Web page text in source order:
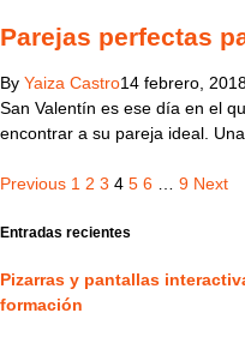
Parejas perfectas
By Yaiza Castro14 febrero,
San Valentín es ese día en el
encontrar a su pareja ideal.
Previous 1 2 3 4 5 6 9 Next
Entradas recientes
Pizarras y pantallas
formación